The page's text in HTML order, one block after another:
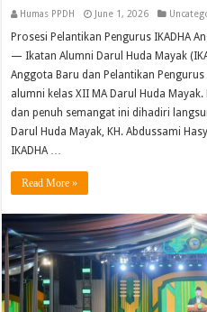
Humas PPDH June 1, 2026
Prosesi Pelantikan Pengurus IKADHA
— Ikatan Alumni Darul Huda Mayak
Anggota Baru dan Pelantikan
alumni kelas XII MA Darul Huda
dan penuh semangat ini dihadiri
Darul Huda Mayak, KH. Abdussami
IKADHA …
Read More »